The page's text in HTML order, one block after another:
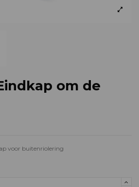
om de
voor buitenriolering